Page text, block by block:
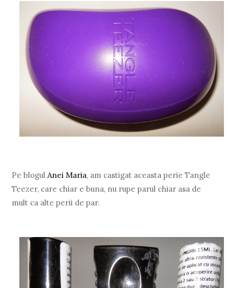
Pe blogulAnei Maria, am castigat aceasta perie Tangle
Teezer, care chiar e buna, nu rupe parul chiar asa de
mult ca alte perii de par.